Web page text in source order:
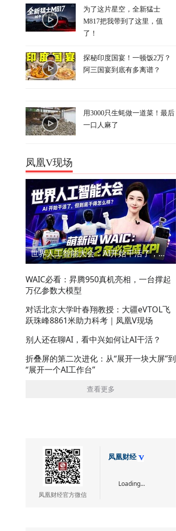
为了这片星空，全新猛士
M817把我带到了这里，值
了！
探秘印度国宴！一顿饭2万？
阿三国宴到底有多离谱？
用3000只生蚝做一道菜！最后
一口人麻了
凤凰V现场
世界人工智能大会：AI开始干活了，但到底干的怎么样？萌新闯WAIC
WAIC必看：昇腾950真机亮相，一台撑起
万亿参数大模型
对话北京大学叶春翔教授：大疆eVTOL飞
跃珠峰8861米助力科考｜凤凰V现场
别人还在聊AI，看中兴如何让AI干活？
折叠屏的第二次进化：从“展开一块大屏”到
“展开一个AI工作台”
查看更多
凤凰财经官方微信
凤凰财经
Loading...